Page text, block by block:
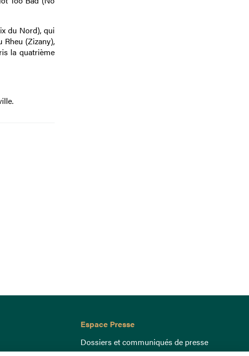
du Nord), qui
Rheu (Zizany),
la quatrième
Espace Presse
Dossiers et communiqués de presse